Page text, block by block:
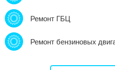
Ремонт ГБЦ
Ремонт бензиновых